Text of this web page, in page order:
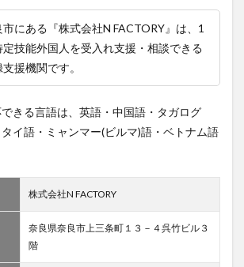
市にある『株式会社N FACTORY』は、1
定技能外国人を受入れ支援・相談できる
援機関です。
きる言語は、英語・中国語・タガログ
イ語・ミャンマー(ビルマ)語・ベトナム語
株式会社N FACTORY
奈良県奈良市上三条町１３－４呉竹ビル３
階